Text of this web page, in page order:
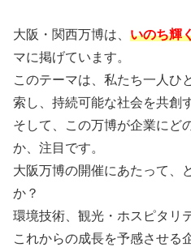
大阪・関西万博は、 いのち輝
マに掲げています。
このテーマは、私たち一人ひ
索し、持続可能な社会を共創
そして、この万博が企業にど
か、注目です。
大阪万博の開催にあたって、
か？
環境技術、観光・ホスピタ
これからの成長を予感させる